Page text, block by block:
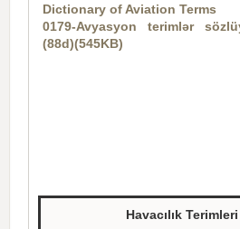
Dictionary of Aviation Terms
0179-Avyasyon terimlər
(88d)(545KB)
Havacılık